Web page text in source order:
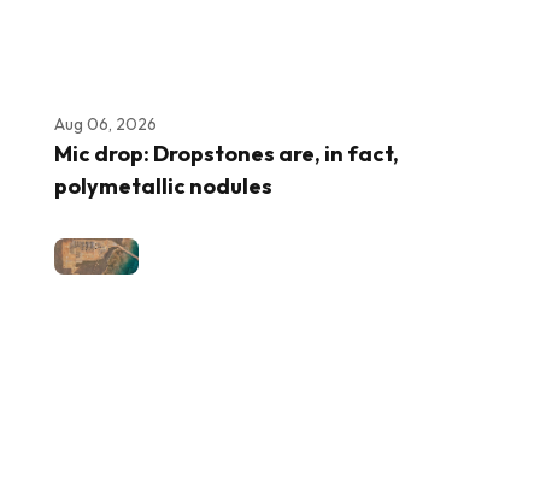
Aug 06, 2026
Mic drop: Dropstones are, in fact,
polymetallic nodules